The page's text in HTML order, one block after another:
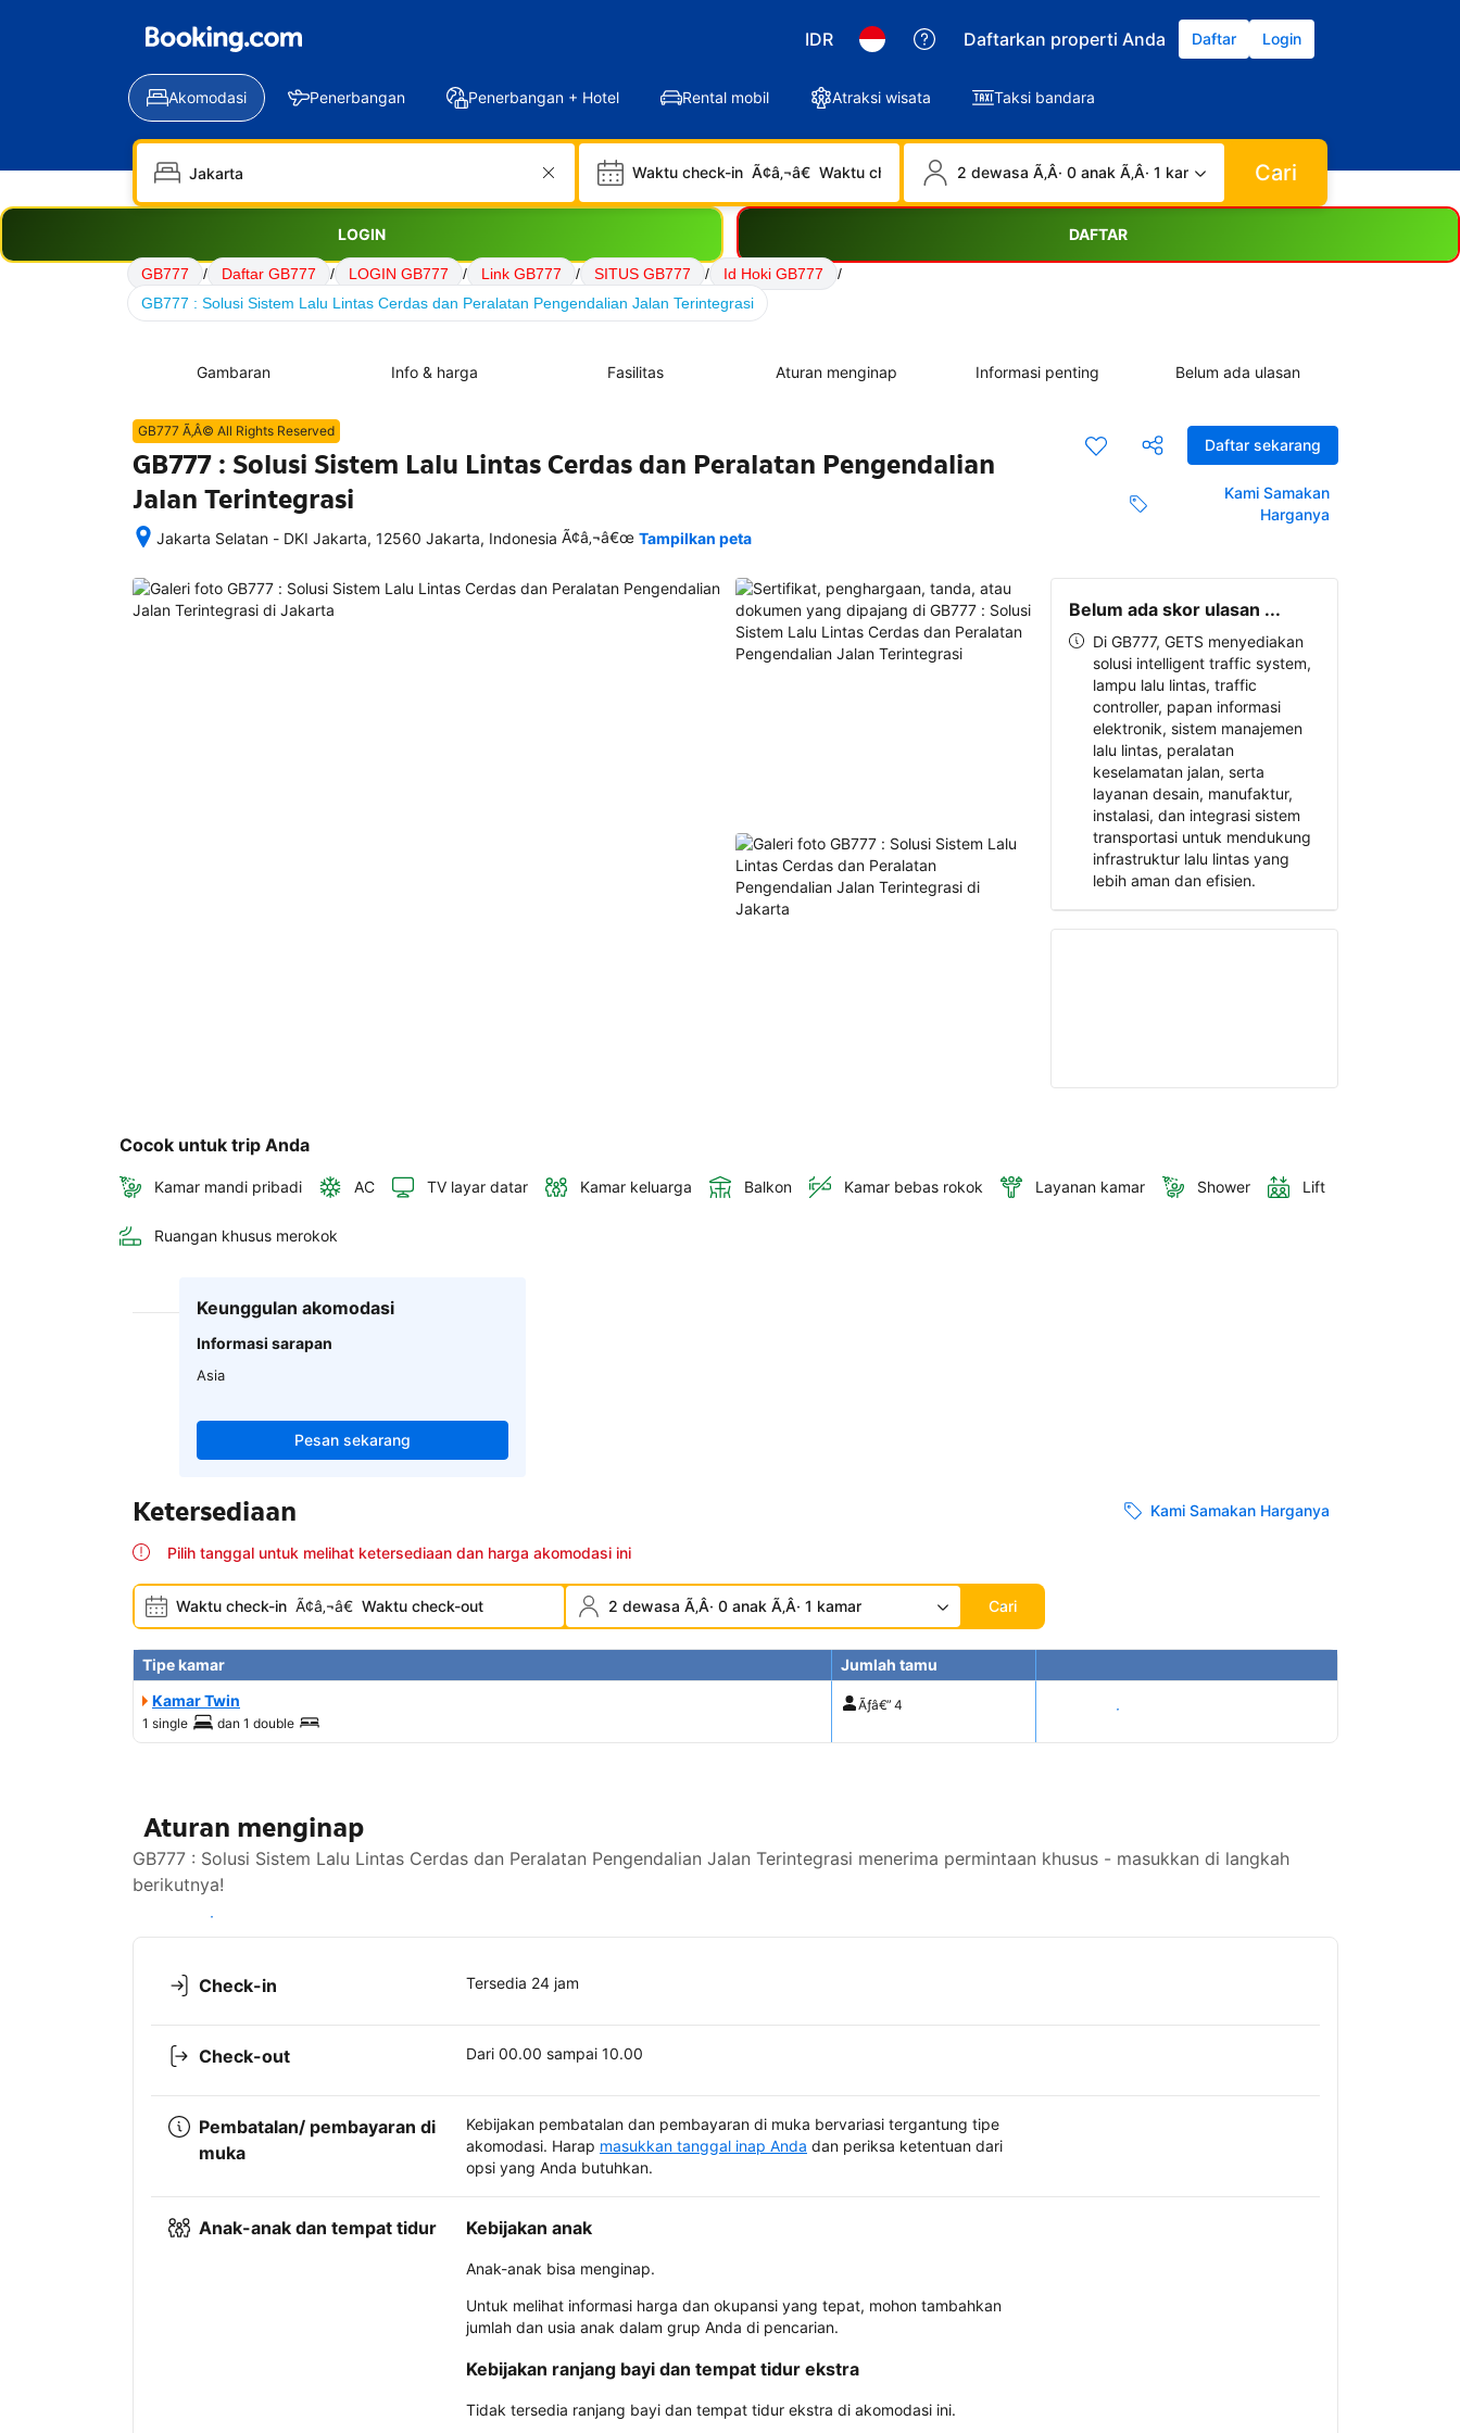
IDR Daftarkan properti Anda Daftar Login
Akomodasi Penerbangan Penerbangan + Hotel Rental mobil Atraksi wisata Taksi bandara
Waktu check-in Ã¢â‚¬â€ Waktu check-out 2 dewasa Ã‚Â· 0 anak Ã‚Â· 1 kamar Cari
LOGIN DAFTAR
GB777 / Daftar GB777 / LOGIN GB777 / Link GB777 / SITUS GB777 / Id Hoki GB777
/
GB777 : Solusi Sistem Lalu Lintas Cerdas dan Peralatan Pengendalian Jalan Terintegrasi
Gambaran Info & harga Fasilitas Aturan menginap Informasi penting Belum ada ulasan
Daftar sekarang
Kami Samakan
Harganya
GB777 Ã‚Â© All Rights Reserved
GB777 : Solusi Sistem Lalu Lintas Cerdas dan Peralatan Pengendalian
Jalan Terintegrasi
Jakarta Selatan - DKI Jakarta, 12560 Jakarta, Indonesia
memesan,
semua
Ã¢â‚¬â€œ Tampilkan peta
Belum ada skor ulasan ...
Di GB777, GETS menyediakan
solusi intelligent traffic system,
lampu lalu lintas, traffic
controller, papan informasi
elektronik, sistem manajemen
lalu lintas, peralatan
keselamatan jalan, serta
layanan desain, manufaktur,
instalasi, dan integrasi sistem
transportasi untuk mendukung
infrastruktur lalu lintas yang
lebih aman dan efisien.
Cocok untuk trip Anda
Kamar mandi pribadi AC TV layar datar Kamar keluarga Balkon Kamar bebas rokok Layanan kamar Shower Lift
Ruangan khusus merokok
Keunggulan akomodasi
Informasi sarapan
Asia
Pesan sekarang
Ketersediaan Kami Samakan Harganya
Pilih tanggal untuk melihat ketersediaan dan harga akomodasi ini
Waktu check-in Ã¢â‚¬â€ Waktu check-out 2 dewasa Ã‚Â· 0 anak Ã‚Â· 1 kamar Cari
Tipe kamar
Jumlah tamu
Kamar Twin
1 single dan 1 double
Ãƒâ€” 4 Tampilkan harga
Aturan menginap
GB777 : Solusi Sistem Lalu Lintas Cerdas dan Peralatan Pengendalian Jalan Terintegrasi menerima permintaan khusus - masukkan di langkah
berikutnya!
Lihat ketersediaan
Check-in Tersedia 24 jam
Check-out Dari 00.00 sampai 10.00
Pembatalan/ pembayaran di
muka
Kebijakan pembatalan dan pembayaran di muka bervariasi tergantung tipe
akomodasi. Harap masukkan tanggal inap Anda dan periksa ketentuan dari
opsi yang Anda butuhkan.
Anak-anak dan tempat tidur Kebijakan anak
Anak-anak bisa menginap.
Untuk melihat informasi harga dan okupansi yang tepat, mohon tambahkan
jumlah dan usia anak dalam grup Anda di pencarian.
Kebijakan ranjang bayi dan tempat tidur ekstra
Tidak tersedia ranjang bayi dan tempat tidur ekstra di akomodasi ini.